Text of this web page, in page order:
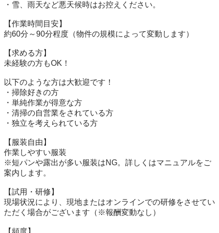
・雪、雨天など悪天候時はお控えください。
【作業時間目安】
約60分～90分程度（物件の規模によって変動します）
【求める方】
未経験の方もOK！
以下のような方は大歓迎です！
・掃除好きの方
・単純作業が得意な方
・清掃の自営業をされている方
・独立を考えられている方
【服装自由】
作業しやすい服装
※短パンや露出が多い服装はNG。詳しくはマニュアルをご
案内します。
【試用・研修】
現場状況により、現地またはオンラインでの研修をさせてい
ただく場合がございます（※報酬変動なし）
【頻度】